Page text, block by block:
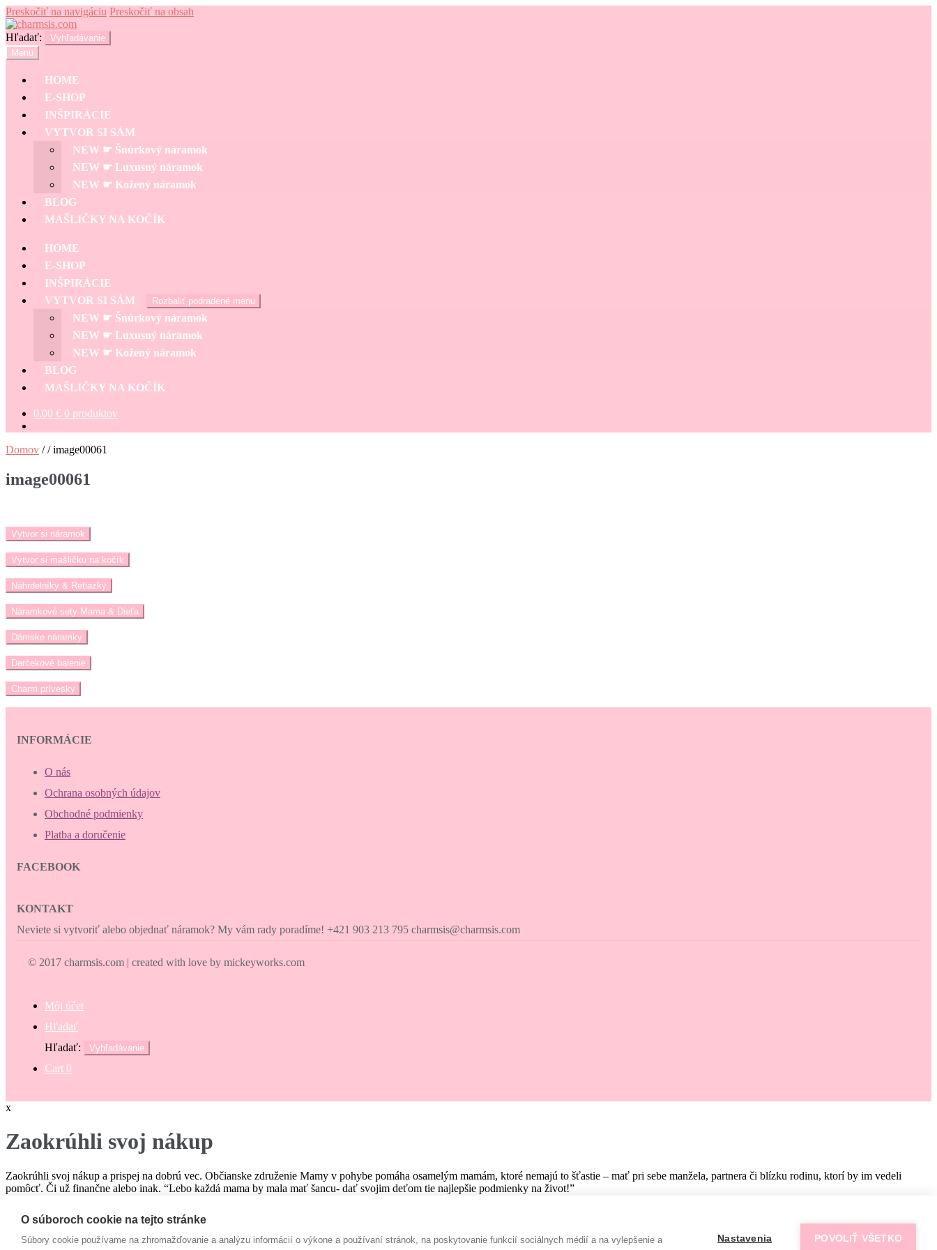
Preskočiť na navigáciu Preskočiť na obsah
Hľadať:
Vyhľadávanie
Menu
HOME
E-SHOP
INŠPIRÁCIE
VYTVOR SI SÁM
NEW ☛ Šnúrkový náramok
NEW ☛ Luxusný náramok
NEW ☛ Kožený náramok
BLOG
MAŠLIČKY NA KOČÍK
HOME
E-SHOP
INŠPIRÁCIE
VYTVOR SI SÁM
Rozbaliť podradené menu
NEW ☛ Šnúrkový náramok
NEW ☛ Luxusný náramok
NEW ☛ Kožený náramok
BLOG
MAŠLIČKY NA KOČÍK
0.00 € 0 produktov
Domov //image00061
image00061
Vytvor si náramok
Vytvor si mašličku na kočík
Náhrdelníky & Retiazky
Náramkové sety Mama & Dieťa
Dámske náramky
Darčekové balenie
Charm prívesky
INFORMÁCIE
O nás
Ochrana osobných údajov
Obchodné podmienky
Platba a doručenie
FACEBOOK
KONTAKT
Neviete si vytvoriť alebo objednať náramok? My vám rady poradíme! +421 903 213 795 charmsis@charmsis.com
© 2017 charmsis.com | created with love by mickeyworks.com
Môj účet
Hľadať
Hľadať:
Vyhľadávanie
Cart 0
x
Zaokrúhli svoj nákup
Zaokrúhli svoj nákup a prispej na dobrú vec. Občianske združenie Mamy v pohybe pomáha osamelým mamám, ktoré nemajú to šťastie – mať pri sebe manžela, partnera či blízku rodinu, ktorí by im vedeli
pomôcť. Či už finančne alebo inak. “Lebo každá mama by mala mať šancu- dať svojim deťom tie najlepšie podmienky na život!”
Campaign
Rada prispejem :-)
O súboroch cookie na tejto stránke
Súbory cookie používame na zhromažďovanie a analýzu informácií o výkone a používaní stránok, na poskytovanie funkcií sociálnych médií a na vylepšenie a Nastavenia POVOLIŤ VŠETKO